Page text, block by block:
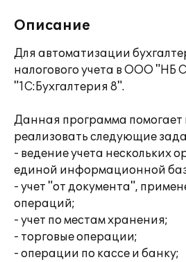
Описание
Для автоматизации
налогового учета в ООО "НБ
"1С:Бухгалтерия 8".
Данная программа помогает
реализовать следующие
- ведение учета нескольких
единой информационной
- учет "от документа",
операций;
- учет по местам хранения;
- торговые операции;
- операции по кассе и банку;